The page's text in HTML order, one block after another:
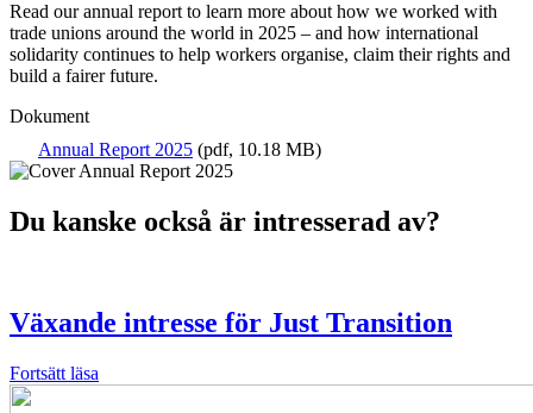
Read our annual report to learn more about how we worked with
trade unions around the world in 2025 – and how international
solidarity continues to help workers organise, claim their rights and
build a fairer future.
Dokument
Annual Report 2025 (pdf, 10.18 MB)
Du kanske också är intresserad av?
Växande intresse för Just Transition
Fortsätt läsa